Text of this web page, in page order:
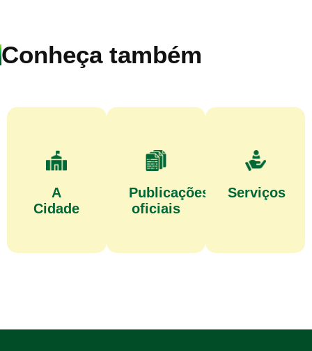
Conheça também
A
Cidade
Publicações
oficiais
Serviços